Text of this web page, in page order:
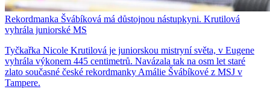
Rekordmanka Švábíková má důstojnou nástupkyni. Krutilová
vyhrála juniorské MS
Tyčkařka Nicole Krutilová je juniorskou mistryní světa, v Eugene
vyhrála výkonem 445 centimetrů. Navázala tak na osm let staré
zlato současné české rekordmanky Amálie Švábíkové z MSJ v
Tampere.